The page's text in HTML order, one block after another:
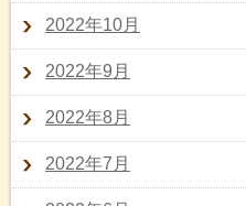
2022年10月
2022年9月
2022年8月
2022年7月